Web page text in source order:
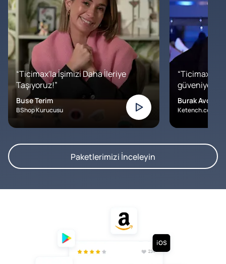
“Ticimax'la İşimizi Daha İleriye
Taşıyoruz!”
Buse Terim
BShop Kurucusu
“Ticimax'a
Burak Avcılar
Ketench.com –
Paketlerimizi İnceleyin